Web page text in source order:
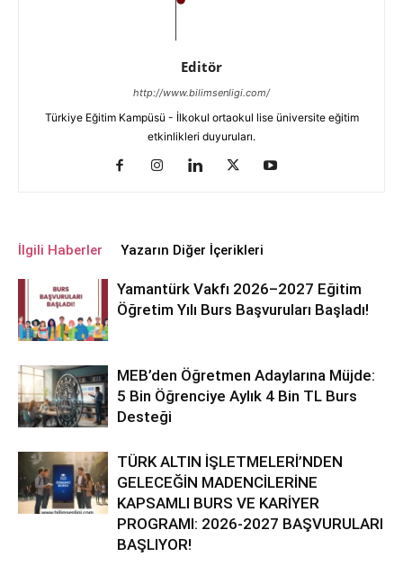
Editör
http://www.bilimsenligi.com/
Türkiye Eğitim Kampüsü - İlkokul ortaokul lise üniversite eğitim
etkinlikleri duyuruları.
İlgili Haberler Yazarın Diğer İçerikleri
Yamantürk Vakfı 2026–2027 Eğitim
Öğretim Yılı Burs Başvuruları Başladı!
MEB’den Öğretmen Adaylarına Müjde:
5 Bin Öğrenciye Aylık 4 Bin TL Burs
Desteği
TÜRK ALTIN İŞLETMELERİ’NDEN
GELECEĞİN MADENCİLERİNE
KAPSAMLI BURS VE KARİYER
PROGRAMI: 2026-2027 BAŞVURULARI
BAŞLIYOR!